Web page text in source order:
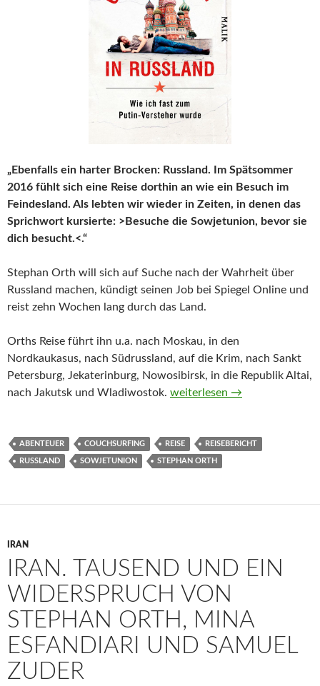
„Ebenfalls ein harter Brocken: Russland. Im Spätsommer
2016 fühlt sich eine Reise dorthin an wie ein Besuch im
Feindesland. Als lebten wir wieder in Zeiten, in denen das
Sprichwort kursierte: >Besuche die Sowjetunion, bevor sie
dich besucht.<.“
Stephan Orth will sich auf Suche nach der Wahrheit über
Russland machen, kündigt seinen Job bei Spiegel Online und
reist zehn Wochen lang durch das Land.
Orths Reise führt ihn u.a. nach Moskau, in den
Nordkaukasus, nach Südrussland, auf die Krim, nach Sankt
Petersburg, Jekaterinburg, Nowosibirsk, in die Republik Altai,
nach Jakutsk und Wladiwostok. Couchsurfing in Russland
weiterlesen →
ABENTEUER COUCHSURFING REISE REISEBERICHT
RUSSLAND SOWJETUNION STEPHAN ORTH
IRAN
IRAN. TAUSEND UND EIN
WIDERSPRUCH VON
STEPHAN ORTH, MINA
ESFANDIARI UND SAMUEL
ZUDER